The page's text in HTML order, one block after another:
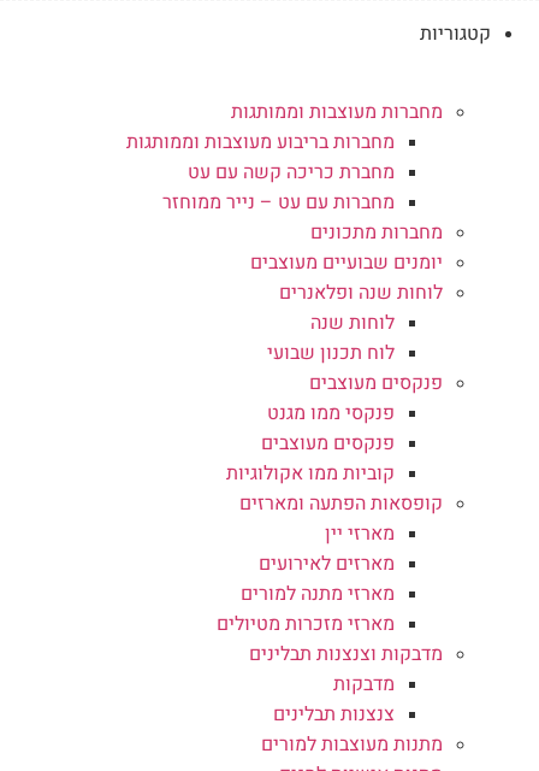
קטגוריות
מחברות מעוצבות וממותגות
מחברות בריבוע מעוצבות וממותגות
מחברת כריכה קשה עם עט
מחברות עם עט – נייר ממוחזר
מחברות מתכונים
יומנים שבועיים מעוצבים
לוחות שנה ופלאנרים
לוחות שנה
לוח תכנון שבועי
פנקסים מעוצבים
פנקסי ממו מגנט
פנקסים מעוצבים
קוביות ממו אקולוגיות
קופסאות הפתעה ומארזים
מארזי יין
מארזים לאירועים
מארזי מתנה למורים
מארזי מזכרות מטיולים
מדבקות וצנצנות תבלינים
מדבקות
צנצנות תבלינים
מתנות מעוצבות למורים